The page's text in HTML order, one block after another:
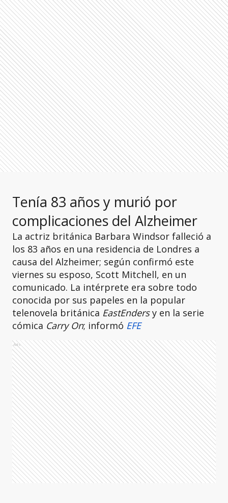
Tenía 83 años y murió por
complicaciones del Alzheimer
La actriz británica Barbara Windsor falleció a
los 83 años en una residencia de Londres a
causa del Alzheimer; según confirmó este
viernes su esposo, Scott Mitchell, en un
comunicado. La intérprete era sobre todo
conocida por sus papeles en la popular
telenovela británica EastEndersy en la serie
cómica Carry On; informó EFE
Ads